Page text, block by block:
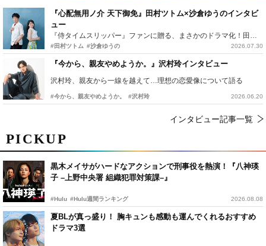
PICKUP
黒木メイサがハードなアクションで刑事役を熱演！『八神瑛
子 –上野中央署 組織犯罪対策課–』
#Hulu #Hulu週間ランキング 2026.08.08
夏BLが真っ盛り！ 胸キュンも感動も運んでくれるおすすめ
ドラマ3選
『心配無用ノ介 天下御免』田村ツトム×沙倉ゆうのインタビ
ュー
『侍タイムスリッパー』ファンに贈る、まさかのドラマ化！田村ツトム×沙倉ゆうのが語る『心配無用ノ介』撮影秘話
#田村ツトム #沙倉ゆうの 2026.07.30
『今から、親友やめようか。』沢村玲インタビュー
沢村玲、親友から一線を越えて…理想の恋愛像について語る
#今から、親友やめようか。 #沢村玲 2026.06.20
インタビュー記事一覧